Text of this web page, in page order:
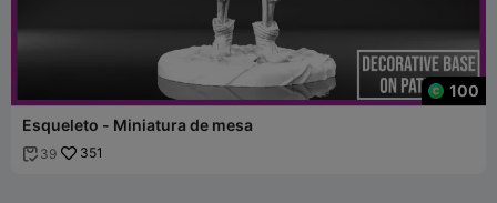
100
Esqueleto - Miniatura de mesa
 39 351